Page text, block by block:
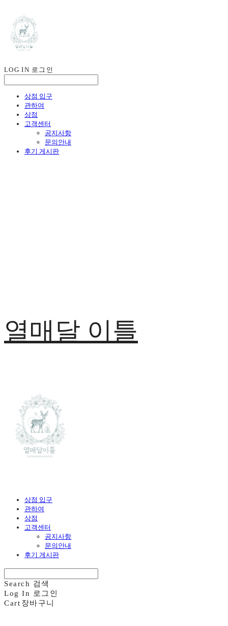
LOG IN 로그인
상점 입구
관하여
상점
고객센터
공지사항
문의안내
후기 게시판
열매달 이틀
상점 입구
관하여
상점
고객센터
공지사항
문의안내
후기 게시판
Search 검색
Log In
로그인
Cart 장바구니